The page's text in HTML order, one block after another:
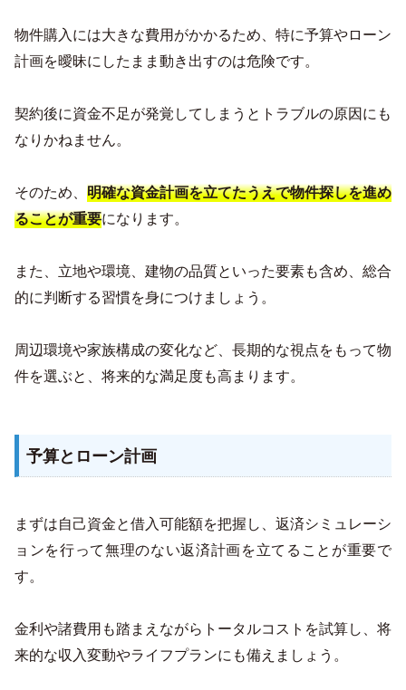
物件購入には大きな費用がかかるため、特に予算やローン
計画を曖昧にしたまま動き出すのは危険です。
契約後に資金不足が発覚してしまうとトラブルの原因にも
なりかねません。
そのため、 明確な資金計画を立てたうえで物件探しを進め
ることが重要になります。
また、立地や環境、建物の品質といった要素も含め、総合
的に判断する習慣を身につけましょう。
周辺環境や家族構成の変化など、長期的な視点をもって物
件を選ぶと、将来的な満足度も高まります。
予算とローン計画
まずは自己資金と借入可能額を把握し、返済シミュレーシ
ョンを行って無理のない返済計画を立てることが重要で
す。
金利や諸費用も踏まえながらトータルコストを試算し、将
来的な収入変動やライフプランにも備えましょう。